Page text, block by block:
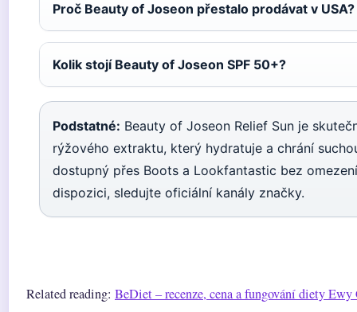
Proč Beauty of Joseon přestalo prodávat v USA?
Kolik stojí Beauty of Joseon SPF 50+?
Podstatné: Beauty of Joseon Relief Sun je
rýžového extraktu, který hydratuje a chrání
dostupný přes Boots a Lookfantastic bez
dispozici, sledujte oficiální kanály značky.
Related reading: BeDiet – recenze, cena a fungování diety Ewy